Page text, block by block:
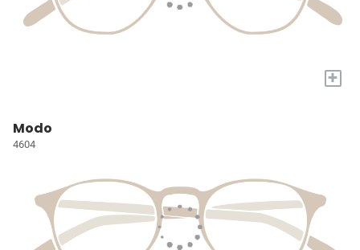
+
Modo
4604